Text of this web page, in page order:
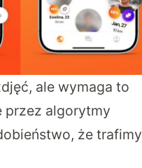
ale wymaga to
przez algorytmy
że trafimy